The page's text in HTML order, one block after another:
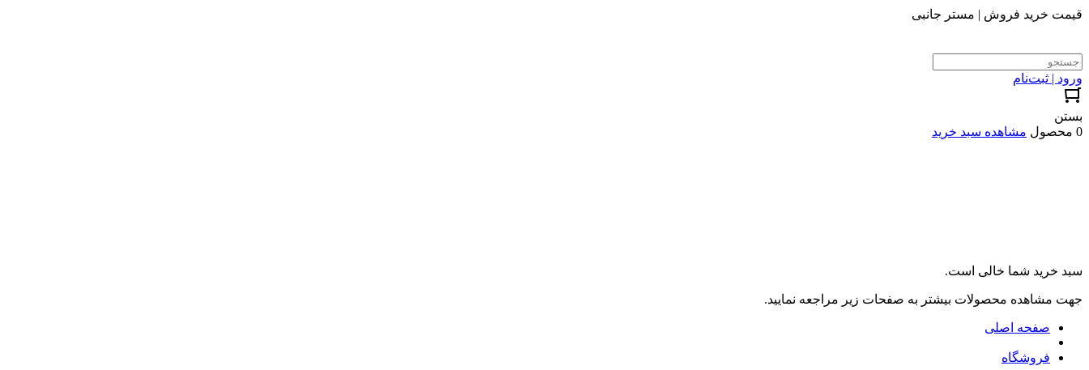
قیمت خرید فروش | مستر جانبی
ورود | ثبت‌نام
بستن
0 محصول
مشاهده سبد خرید
سبد خرید شما خالی است.
جهت مشاهده محصولات بیشتر به صفحات زیر مراجعه نمایید.
صفحه اصلی
فروشگاه